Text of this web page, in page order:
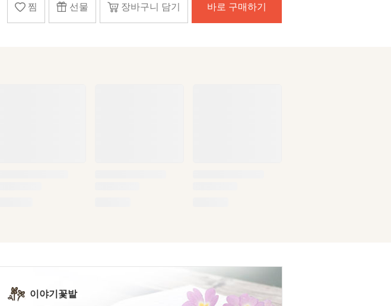
찜 선물 장바구니 담기 바로 구매하기
이야기꽃밭